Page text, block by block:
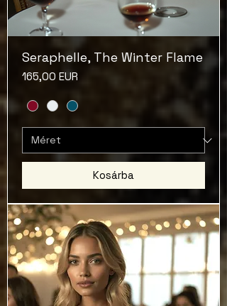
Seraphelle, The Winter Flame
Ár
165,00 EUR
Kosárba